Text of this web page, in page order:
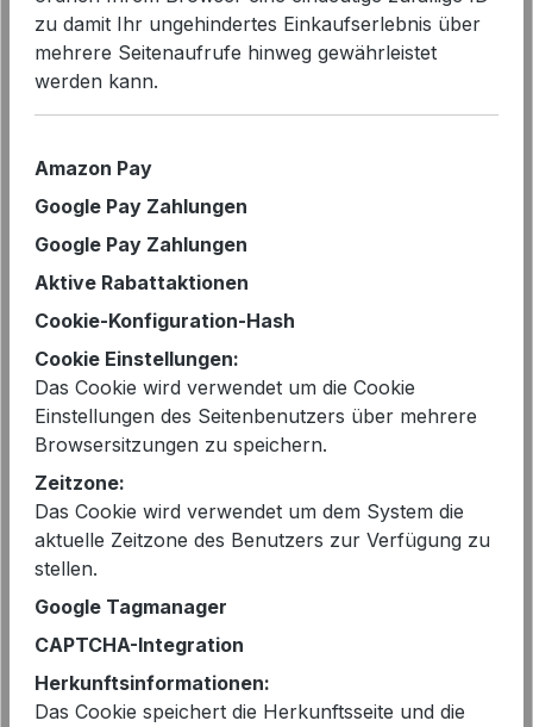
Bildergalerie überspringen
Regulärer Preis:
339,95 €
Preise inkl. MwSt. zzgl. Versandkosten
Sofort verfügbar, Lieferzeit: 2-5 Tage
Größe auswählen
L - 40
Produkt Anzahl: Gib den
In den Warenkorb
zu damit Ihr ungehindertes Einkaufserlebnis über
mehrere Seitenaufrufe hinweg gewährleistet
werden kann.
Amazon Pay
Google Pay Zahlungen
Google Pay Zahlungen
Aktive Rabattaktionen
Cookie-Konfiguration-Hash
Cookie Einstellungen:
Das Cookie wird verwendet um die Cookie
Einstellungen des Seitenbenutzers über mehrere
Browsersitzungen zu speichern.
Zeitzone:
Das Cookie wird verwendet um dem System die
aktuelle Zeitzone des Benutzers zur Verfügung zu
stellen.
Google Tagmanager
CAPTCHA-Integration
Herkunftsinformationen:
Das Cookie speichert die Herkunftsseite und die